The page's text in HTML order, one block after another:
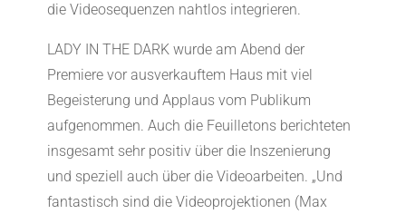
die Videosequenzen nahtlos integrieren.
LADY IN THE DARK wurde am Abend der
Premiere vor ausverkauftem Haus mit viel
Begeisterung und Applaus vom Publikum
aufgenommen. Auch die Feuilletons berichteten
insgesamt sehr positiv über die Inszenierung
und speziell auch über die Videoarbeiten. „Und
fantastisch sind die Videoprojektionen (Max